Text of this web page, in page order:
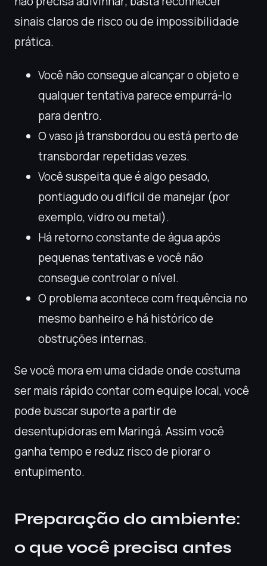
sinais claros de risco ou de impossibilidade
prática.
Você não consegue alcançar o objeto e
qualquer tentativa parece empurrá-lo
para dentro.
O vaso já transbordou ou está perto de
transbordar repetidas vezes.
Você suspeita que é algo pesado,
pontiagudo ou difícil de manejar (por
exemplo, vidro ou metal).
Há retorno constante de água após
pequenas tentativas e você não
consegue controlar o nível.
O problema acontece com frequência no
mesmo banheiro e há histórico de
obstruções internas.
Se você mora em uma cidade onde costuma
ser mais rápido contar com equipe local, você
pode buscar suporte a partir de
desentupidoras em Maringá. Assim você
ganha tempo e reduz risco de piorar o
entupimento.
Preparação do ambiente:
o que você precisa antes